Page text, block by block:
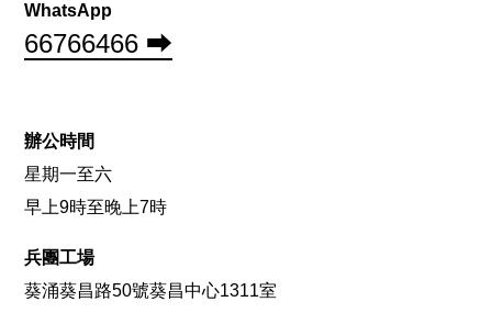
WhatsApp
66766466 ⮕
辦公時間
星期一至六
早上9時至晚上7時
兵團工場
葵涌葵昌路50號葵昌中心1311室